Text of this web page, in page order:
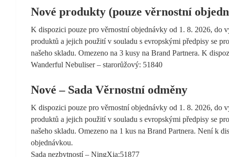
Nové produkty (pouze věrnostní
K dispozici pouze pro věrnostní objednávky od 1. 8. 2026, do
produktů a jejich použití v souladu s evropskými předpisy se
našeho skladu. Omezeno na 3 kusy na Brand Partnera. K
Wanderful Nebuliser – starorůžový: 51840
Nové – Sada Věrnostní odměny
K dispozici pouze pro věrnostní objednávky od 1. 8. 2026, do
produktů a jejich použití v souladu s evropskými předpisy se
našeho skladu. Omezeno na 1 kus na Brand Partnera. Není k
objednávkou.
Sada nezbytností – NingXia:51877